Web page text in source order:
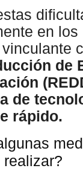
en
de
de
rápido.